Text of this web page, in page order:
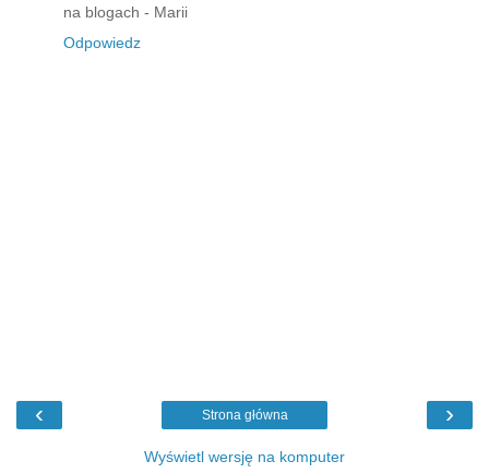
na blogach - Marii
Odpowiedz
‹ ›
Strona główna
Wyświetl wersję na komputer